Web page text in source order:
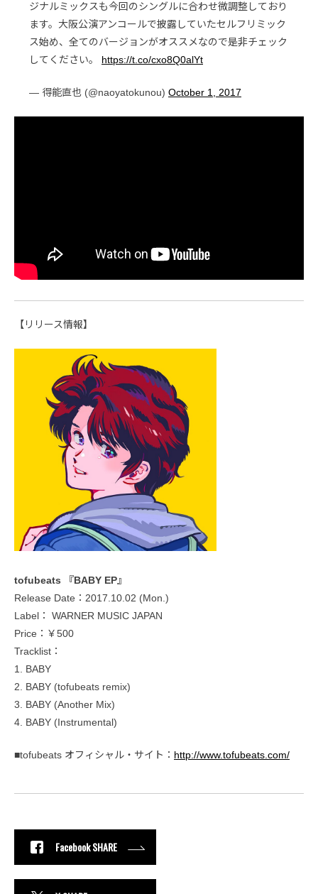
ジナルミックスも今回のシングルに合わせ微調整しており
ます。大阪公演アンコールで披露していたセルフリミック
ス始め、全てのバージョンがオススメなので是非チェック
してください。 https://t.co/cxo8Q0alYt
— 得能直也 (@naoyatokunou) October 1, 2017
【リリース情報】
tofubeats 『BABY EP』
Release Date：2017.10.02 (Mon.)
Label： WARNER MUSIC JAPAN
Price：￥500
Tracklist：
1. BABY
2. BABY (tofubeats remix)
3. BABY (Another Mix)
4. BABY (Instrumental)
■tofubeats オフィシャル・サイト： http://www.tofubeats.com/
Facebook SHARE